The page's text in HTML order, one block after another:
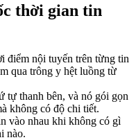
thời gian tin
điểm nội tuyến trên từng tin
qua trông y hệt luồng từ
tự thanh bên, và nó gói gọn
không có độ chi tiết.
vào nhau khi không có gì
nào.